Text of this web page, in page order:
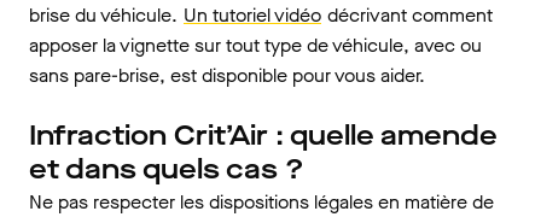
brise du véhicule. Un tutoriel vidéo décrivant comment
apposer la vignette sur tout type de véhicule, avec ou
sans pare-brise, est disponible pour vous aider.
Infraction Crit’Air : quelle amende
et dans quels cas ?
Ne pas respecter les dispositions légales en matière de